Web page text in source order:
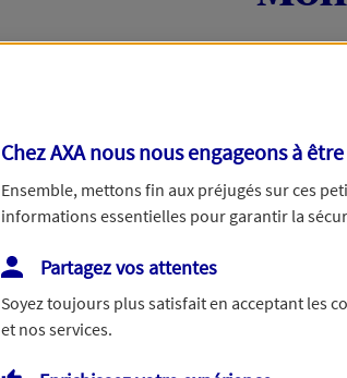
Retrouvons votre
Avec votre numéro de SIRET, nous
Chez AXA nous nous engageons à
Ensemble, mettons fin aux préjugés sur ces
informations essentielles pour garantir la
Partagez vos attentes
Soyez toujours plus satisfait en acceptant les
et nos services.